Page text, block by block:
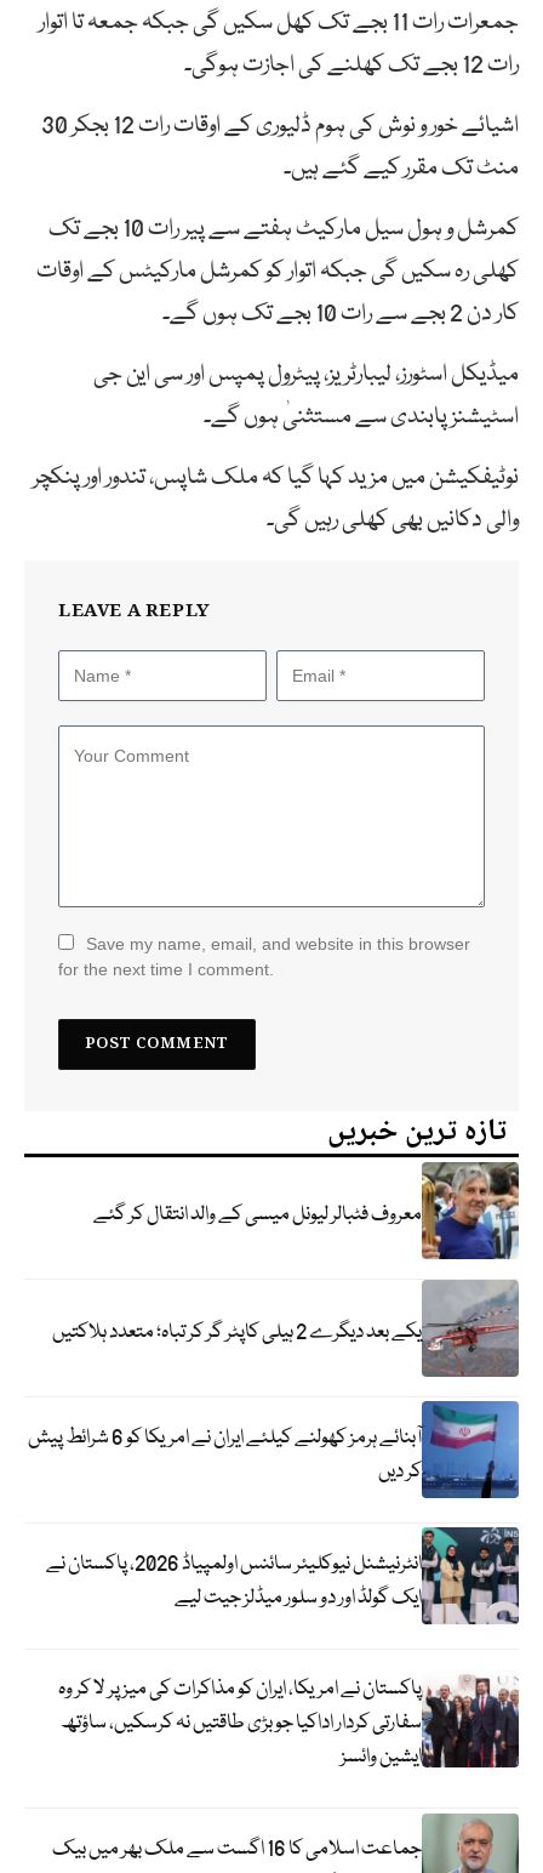
جمعرات رات 11 بجے تک کھل سکیں گی جبکہ جمعہ تا اتوار
رات 12 بجے تک کھلنے کی اجازت ہوگی۔
اشیائے خور و نوش کی ہوم ڈلیوری کے اوقات رات 12 بجکر 30
منٹ تک مقرر کیے گئے ہیں۔
کمرشل و ہول سیل مارکیٹ ہفتے سے پیر رات 10 بجے تک
کھلی رہ سکیں گی جبکہ اتوار کو کمرشل مارکیٹس کے اوقات
کار دن 2 بجے سے رات 10 بجے تک ہوں گے۔
میڈیکل اسٹورز، لیبارٹریز، پیٹرول پمپس اور سی این جی
اسٹیشنز پابندی سے مستثنیٰ ہوں گے۔
نوٹیفکیشن میں مزید کہا گیا کہ ملک شاپس، تندور اور پنکچر
والی دکانیں بھی کھلی رہیں گی۔
LEAVE A REPLY
Save my name, email, and website in this browser
for the next time I comment.
تازہ ترین خبریں
معروف فٹبالر لیونل میسی کے والد انتقال کر گئے
یکے بعد دیگرے 2 ہیلی کاپٹر گر کر تباہ؛ متعدد ہلاکتیں
آبنائے ہرمز کھولنے کیلئے ایران نے امریکا کو 6 شرائط پیش
کر دیں
انٹرنیشنل نیوکلیئر سائنس اولمپیاڈ 2026، پاکستان نے
ایک گولڈ اور دو سلور میڈلز جیت لیے
پاکستان نے امریکا، ایران کو مذاکرات کی میز پر لا کر وہ
سفارتی کردار اداکیا جو بڑی طاقتیں نہ کرسکیں، ساؤتھ
ایشین وائسز
جماعت اسلامی کا 16 اگست سے ملک بھر میں بیک